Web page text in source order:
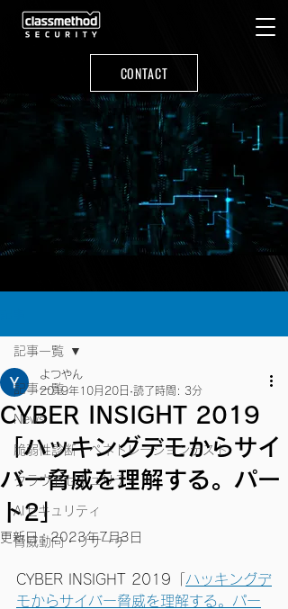
CONTACT
記事一覧
News
脆弱性診断・ペネトレーションテスト
クラウドセキュリティ
AIセキュリティ
脅威動向・リサーチ
記事一覧
CYBER INSIGHT 2019
「ハッキングデモからサイ
バー脅威を理解する。パー
ト2」
よつやん
2019年10月20日 読了時間: 3分
更新日：2023年7月3日
CYBER INSIGHT 2019「 ハッキングデ
モからサイバー脅威を理解する。パー